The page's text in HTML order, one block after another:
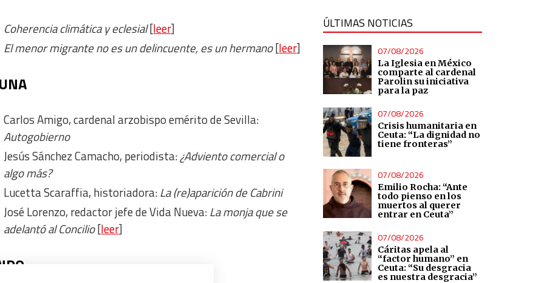
Coherencia climática y eclesial[leer]
El menor migrante no es un delincuente, es un hermano[leer]
Carlos Amigo, cardenal arzobispo emérito de Sevilla:
Autogobierno
Jesús Sánchez Camacho, periodista:¿Adviento comercial o
algo más?
Lucetta Scaraffia, historiadora:La (re)aparición de Cabrini
José Lorenzo, redactor jefe de Vida Nueva:La monja que se
adelantó al Concilio[leer]
ÚLTIMAS NOTICIAS
07/08/2026
La Iglesia en México
comparte al cardenal
Parolin su iniciativa
para la paz
07/08/2026
Crisis humanitaria en
Ceuta: “La dignidad no
tiene fronteras”
07/08/2026
Emilio Rocha: “Ante
todo pienso en los
muertos al querer
entrar en Ceuta”
07/08/2026
Cáritas apela al
“factor humano” en
Ceuta: “Su desgracia
es nuestra desgracia”